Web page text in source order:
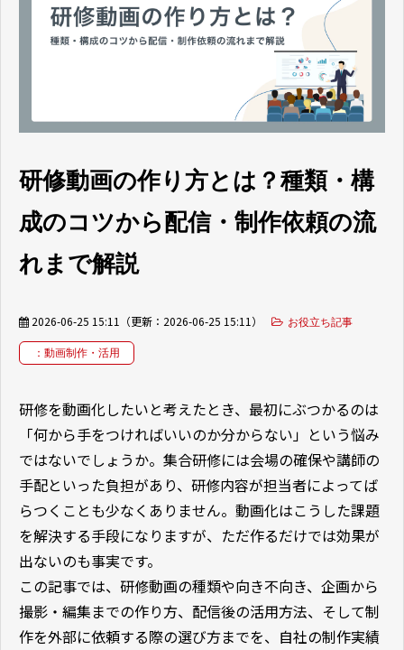
セミナー
お客様の声
お役立ち資料
研修動画の作り方とは？種類・構
成のコツから配信・制作依頼の流
れまで解説
2026-06-25 15:11 （更新： 2026-06-25 15:11 ） お役立ち記事
：動画制作・活用
研修を動画化したいと考えたとき、最初にぶつかるのは
「何から手をつければいいのか分からない」という悩み
ではないでしょうか。集合研修には会場の確保や講師の
手配といった負担があり、研修内容が担当者によってば
らつくことも少なくありません。動画化はこうした課題
を解決する手段になりますが、ただ作るだけでは効果が
出ないのも事実です。
この記事では、研修動画の種類や向き不向き、企画から
撮影・編集までの作り方、配信後の活用方法、そして制
作を外部に依頼する際の選び方までを、自社の制作実績